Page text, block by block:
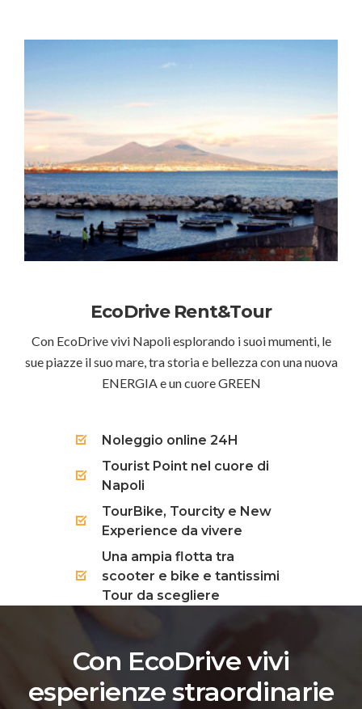
EcoDrive Rent&Tour
Con EcoDrive vivi Napoli esplorando i suoi mumenti, le
sue piazze il suo mare, tra storia e bellezza con una nuova
ENERGIA e un cuore GREEN
Noleggio online 24H
Tourist Point nel cuore di
Napoli
TourBike, Tourcity e New
Experience da vivere
Una ampia flotta tra
scooter e bike e tantissimi
Tour da scegliere
Con EcoDrive vivi
esperienze straordinarie